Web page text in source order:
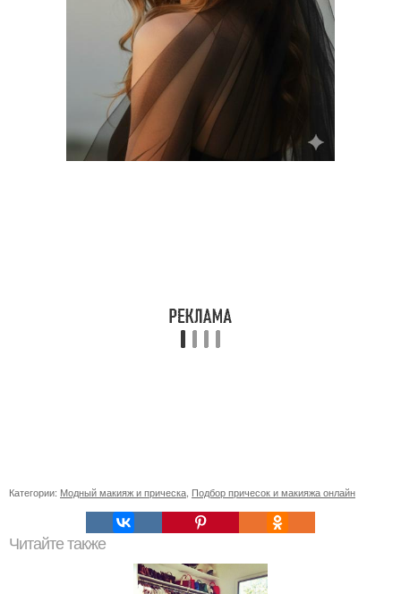
Категории: Модный макияж и прическа, Подбор причесок и макияжа онлайн
Читайте также